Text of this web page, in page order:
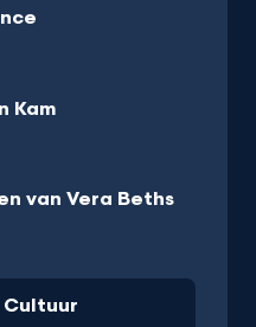
Kam
van Vera Beths
Cultuur